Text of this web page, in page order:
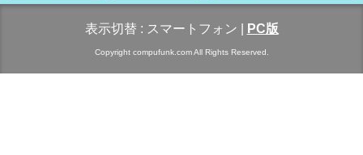
表示切替 : スマートフォン PC版
Copyright compufunk.com All Rights Reserved.